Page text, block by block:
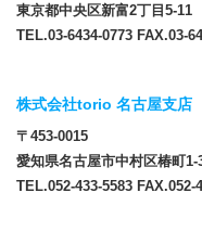
東京都中央区新富2丁目5-
TEL.03-6434-0773 FAX.03-
株式会社torio 名古屋支店
〒453-0015
愛知県名古屋市中村区椿町
TEL.052-433-5583 FAX.052-